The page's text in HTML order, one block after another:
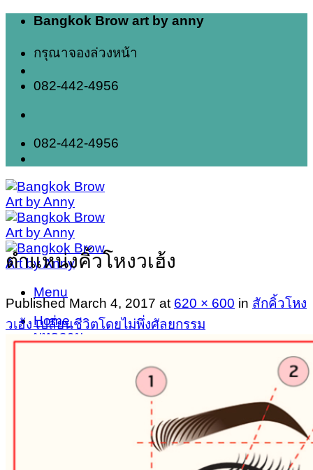
Skip
content
Bangkok Brow art by anny
กรุณาจองล่วงหน้า
082-442-4956
082-442-4956
Menu
Home
บทความ
ตำแหน่งคิ้วโหงวเฮ้ง
Published March 4, 2017 at 620 × 600 in สักคิ้วโหง
วเฮ้ง เปลี่ยนชีวิตโดยไม่พึ่งศัลยกรรม